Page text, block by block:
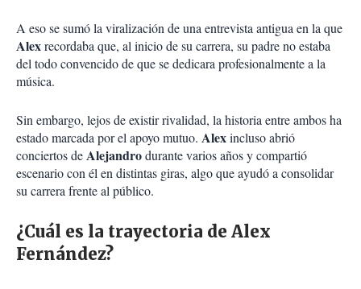
A eso se sumó la viralización de una entrevista antigua en la que
Alexrecordaba que, al inicio de su carrera, su padre no estaba
del todo convencido de que se dedicara profesionalmente a la
música.
Sin embargo, lejos de existir rivalidad, la historia entre ambos ha
estado marcada por el apoyo mutuo. Alexincluso abrió
conciertos deAlejandrodurante varios años y compartió
escenario con él en distintas giras, algo que ayudó a consolidar
su carrera frente al público.
¿Cuál es la trayectoria de Alex
Fernández?